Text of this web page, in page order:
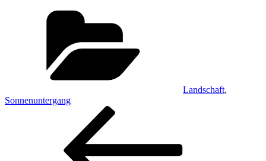
Landschaft,
Sonnenuntergang
Beitragsnavigation